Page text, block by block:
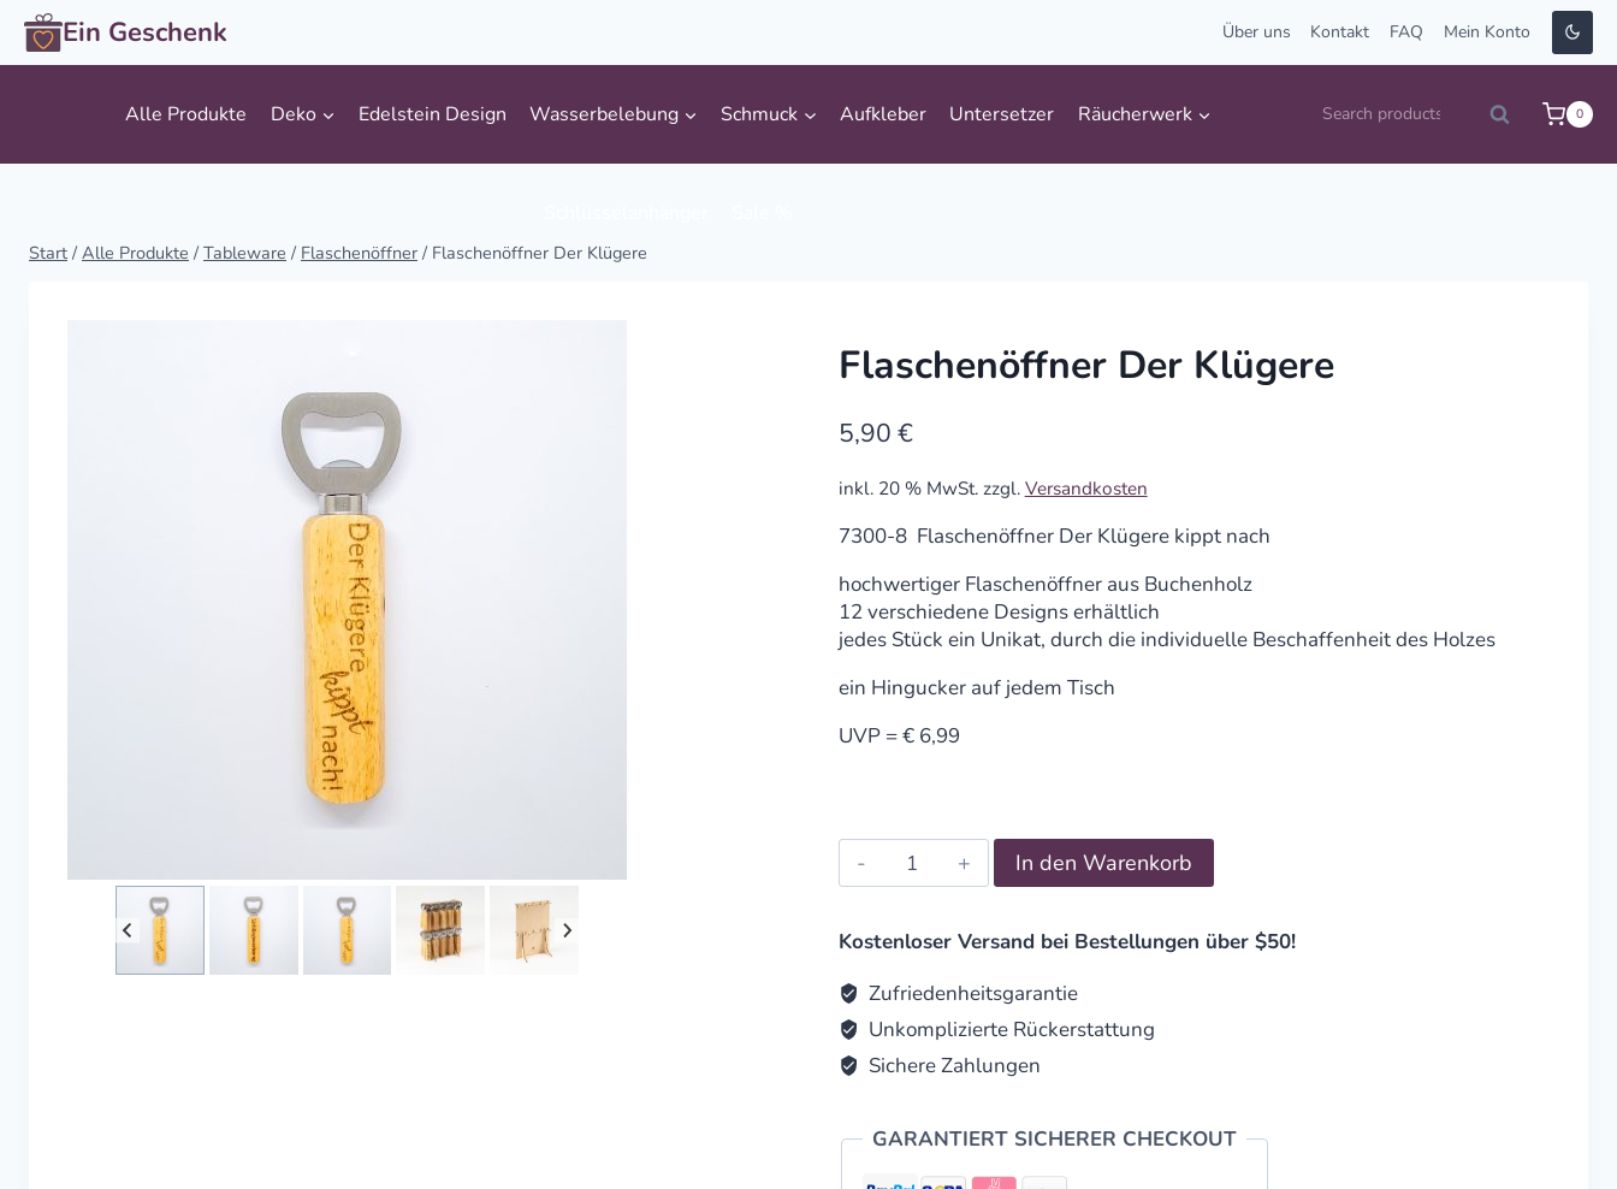
Zum
Inhalt
springen
Ein Geschenk Über uns Kontakt FAQ Mein Konto
Alle Produkte Deko Edelstein Design Wasserbelebung Schmuck Aufkleber Untersetzer Räucherwerk
Suche
Search 0
Start / Alle Produkte / Tableware / Flaschenöffner / Flaschenöffner Der Klügere
Flaschenöffner Der Klügere
5,90 €
inkl. 20 % MwSt. zzgl. Versandkosten
7300-8 Flaschenöffner Der Klügere kippt nach
hochwertiger Flaschenöffner aus Buchenholz
12 verschiedene Designs erhältlich
jedes Stück ein Unikat, durch die individuelle Beschaffenheit des Holzes
ein Hingucker auf jedem Tisch
UVP = € 6,99
Flaschenöffner
Der
quantity
In den Warenkorb
Kostenloser Versand bei Bestellungen über $50!
Zufriedenheitsgarantie
Unkomplizierte Rückerstattung
Sichere Zahlungen
GARANTIERT SICHERER CHECKOUT